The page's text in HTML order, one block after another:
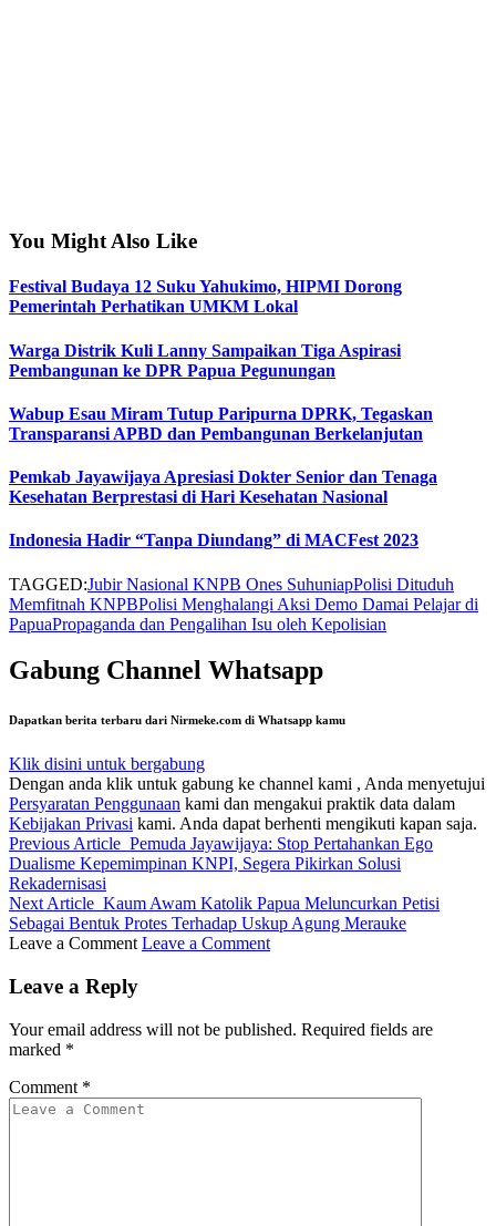
You Might Also Like
Festival Budaya 12 Suku Yahukimo, HIPMI Dorong
Pemerintah Perhatikan UMKM Lokal
Warga Distrik Kuli Lanny Sampaikan Tiga Aspirasi
Pembangunan ke DPR Papua Pegunungan
Wabup Esau Miram Tutup Paripurna DPRK, Tegaskan
Transparansi APBD dan Pembangunan Berkelanjutan
Pemkab Jayawijaya Apresiasi Dokter Senior dan Tenaga
Kesehatan Berprestasi di Hari Kesehatan Nasional
Indonesia Hadir “Tanpa Diundang” di MACFest 2023
TAGGED:Jubir Nasional KNPB Ones SuhuniapPolisi Dituduh
Memfitnah KNPBPolisi Menghalangi Aksi Demo Damai Pelajar di
PapuaPropaganda dan Pengalihan Isu oleh Kepolisian
Gabung Channel Whatsapp
Dapatkan berita terbaru dari Nirmeke.com di Whatsapp kamu
Klik disini untuk bergabung
Dengan anda klik untuk gabung ke channel kami , Anda menyetujui
Persyaratan Penggunaan kami dan mengakui praktik data dalam
Kebijakan Privasi kami. Anda dapat berhenti mengikuti kapan saja.
Previous Article Pemuda Jayawijaya: Stop Pertahankan Ego
Dualisme Kepemimpinan KNPI, Segera Pikirkan Solusi
Rekadernisasi
Next Article Kaum Awam Katolik Papua Meluncurkan Petisi
Sebagai Bentuk Protes Terhadap Uskup Agung Merauke
Leave a Comment Leave a Comment
Leave a Reply
Your email address will not be published. Required fields are
marked *
Comment *